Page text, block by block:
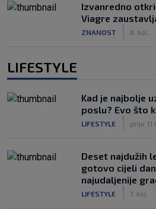
Izvanredno
Viagre
ZNANOST 6. kol.
LIFESTYLE
Kad je najbolje
poslu? Evo što
LIFESTYLE prije 11
Deset najdužih
gotovo cijeli
najudaljenije
LIFESTYLE 7. kol.